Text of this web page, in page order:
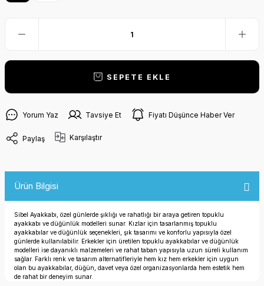
SEPETE EKLE
Yorum Yaz Tavsiye Et Fiyatı Düşünce Haber Ver
Paylaş Karşılaştır
Ürün Bilgisi
Sibel Ayakkabı, özel günlerde şıklığı ve rahatlığı bir araya getiren topuklu
ayakkabı ve düğünlük modelleri sunar. Kızlar için tasarlanmış topuklu
ayakkabılar ve düğünlük seçenekleri, şık tasarımı ve konforlu yapısıyla özel
günlerde kullanılabilir. Erkekler için üretilen topuklu ayakkabılar ve düğünlük
modelleri ise dayanıklı malzemeleri ve rahat taban yapısıyla uzun süreli kullanım
sağlar. Farklı renk ve tasarım alternatifleriyle hem kız hem erkekler için uygun
olan bu ayakkabılar, düğün, davet veya özel organizasyonlarda hem estetik hem
de rahat bir deneyim sunar.